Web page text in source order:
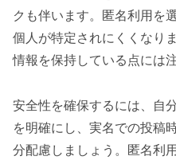
クも伴います。匿名利用を
個人が特定されにくくなり
情報を保持している点には
安全性を確保するには、自
を明確にし、実名での投稿
分配慮しましょう。匿名利